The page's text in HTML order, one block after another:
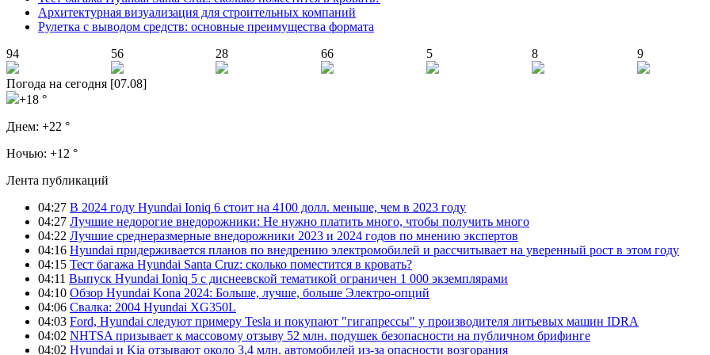
Архитектурная визуализация для строительных компаний
Рулетка с выводом средств: основные преимущества формата
94
56 28 66 5 8 9
Погода на сегодня [07.08]
+18 °
Днем: +22 °
Ночью: +12 °
Лента публикаций
04:27 В 2024 году Hyundai Ioniq 6 стоит на 4100 долл. меньше, чем в 2023 году
04:27 Лучшие недорогие внедорожники: Не нужно платить много, чтобы получить много
04:22 Лучшие среднеразмерные внедорожники 2023 и 2024 годов по мнению экспертов
04:16 Hyundai придерживается планов по внедрению электромобилей и рассчитывает на уверенный рост в этом году
04:15 Тест багажа Hyundai Santa Cruz: сколько поместится в кровать?
04:11 Выпуск Hyundai Ioniq 5 с диснеевской тематикой ограничен 1 000 экземплярами
04:10 Обзор Hyundai Kona 2024: Больше, лучше, больше Электро-опций
04:06 Свалка: 2004 Hyundai XG350L
04:03 Ford, Hyundai следуют примеру Tesla и покупают "гигапрессы" у производителя литьевых машин IDRA
04:02 NHTSA призывает к массовому отзыву 52 млн. подушек безопасности на публичном брифинге
04:02 Hyundai и Kia отзывают около 3,4 млн. автомобилей из-за опасности возгорания